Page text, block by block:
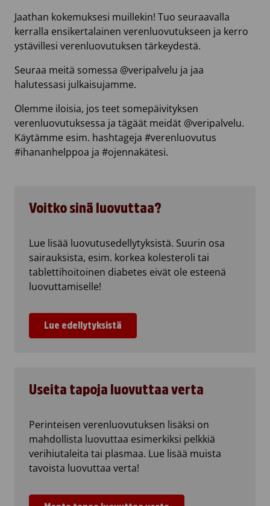
Jaathan kokemuksesi muillekin! Tuo seuraavalla
kerralla ensikertalainen verenluovutukseen ja kerro
ystävillesi verenluovutuksen tärkeydestä.
Seuraa meitä somessa @veripalvelu ja jaa
halutessasi julkaisujamme.
Olemme iloisia, jos teet somepäivityksen
verenluovutuksessa ja tägäät meidät @veripalvelu.
Käytämme esim. hashtageja #verenluovutus
#ihananhelppoa ja #ojennakätesi.
Voitko sinä luovuttaa?
Lue lisää luovutusedellytyksistä. Suurin osa
sairauksista, esim. korkea kolesteroli tai
tablettihoitoinen diabetes eivät ole esteenä
luovuttamiselle!
Lue edellytyksistä
Useita tapoja luovuttaa verta
Perinteisen verenluovutuksen lisäksi on
mahdollista luovuttaa esimerkiksi pelkkiä
verihiutaleita tai plasmaa. Lue lisää muista
tavoista luovuttaa verta!